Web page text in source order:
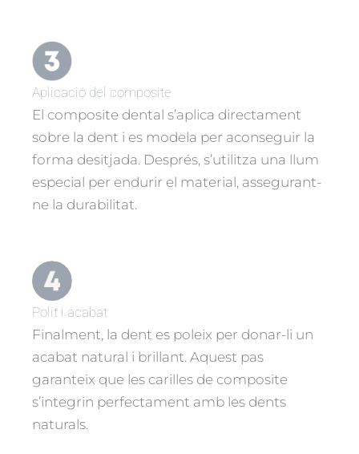
Aplicació del composite
El composite dental s’aplica directament
sobre la dent i es modela per aconseguir la
forma desitjada. Després, s’utilitza una llum
especial per endurir el material, assegurant-
ne la durabilitat.
Polit i acabat
Finalment, la dent es poleix per donar-li un
acabat natural i brillant. Aquest pas
garanteix que les carilles de composite
s’integrin perfectament amb les dents
naturals.